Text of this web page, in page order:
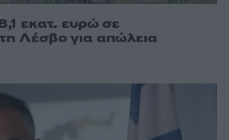
εκατ. ευρώ σε
Λέσβο για απώλεια